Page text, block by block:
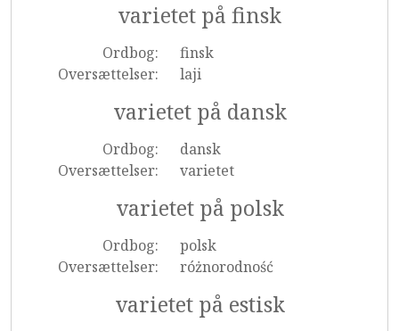
varietet på finsk
Ordbog:
finsk
Oversættelser:
laji
varietet på dansk
Ordbog:
dansk
Oversættelser:
varietet
varietet på polsk
Ordbog:
polsk
Oversættelser:
różnorodność
varietet på estisk